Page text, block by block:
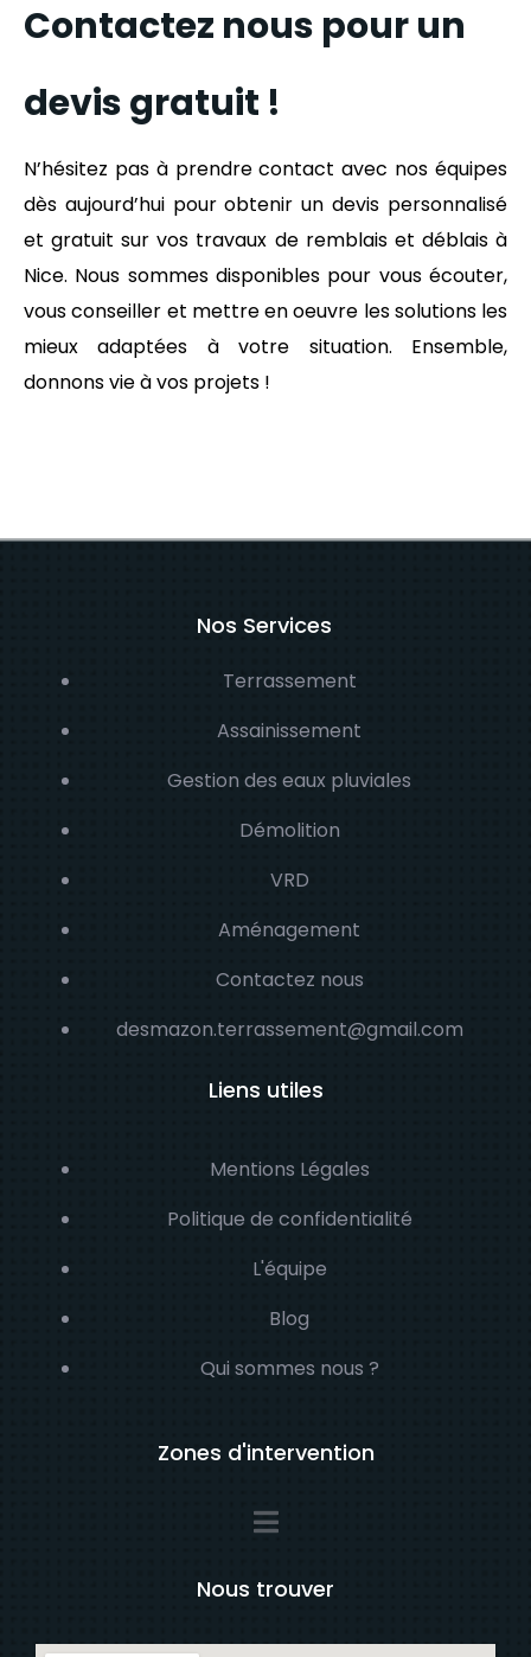
Contactez nous pour un
devis gratuit !
N’hésitez pas à prendre contact avec nos équipes
dès aujourd’hui pour obtenir un devis personnalisé
et gratuit sur vos travaux de remblais et déblais à
Nice. Nous sommes disponibles pour vous écouter,
vous conseiller et mettre en oeuvre les solutions les
mieux adaptées à votre situation. Ensemble,
donnons vie à vos projets !
Nos Services
Terrassement
Assainissement
Gestion des eaux pluviales
Démolition
VRD
Aménagement
Contactez nous
desmazon.terrassement@gmail.com
Liens utiles
Mentions Légales
Politique de confidentialité
L'équipe
Blog
Qui sommes nous ?
Zones d'intervention
Nous trouver